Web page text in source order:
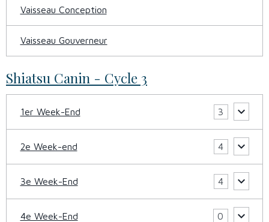
Vaisseau Conception
Vaisseau Gouverneur
Shiatsu Canin - Cycle 3
1er Week-End 3
2e Week-end 4
3e Week-End 4
4e Week-End 0